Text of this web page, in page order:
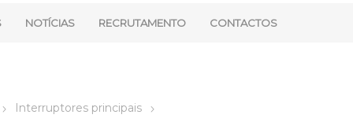
NOTÍCIAS RECRUTAMENTO CONTACTOS
Interruptores principais